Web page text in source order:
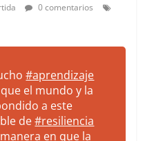
0 comentarios
#aprendizaje
el mundo y la
a este
de#resiliencia
en que la